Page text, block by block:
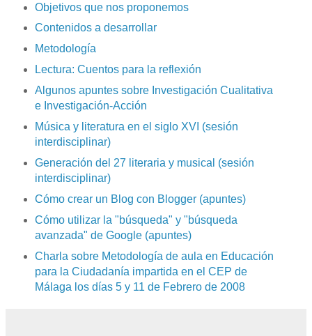
Objetivos que nos proponemos
Contenidos a desarrollar
Metodología
Lectura: Cuentos para la reflexión
Algunos apuntes sobre Investigación Cualitativa
e Investigación-Acción
Música y literatura en el siglo XVI (sesión
interdisciplinar)
Generación del 27 literaria y musical (sesión
interdisciplinar)
Cómo crear un Blog con Blogger (apuntes)
Cómo utilizar la "búsqueda" y "búsqueda
avanzada" de Google (apuntes)
Charla sobre Metodología de aula en Educación
para la Ciudadanía impartida en el CEP de
Málaga los días 5 y 11 de Febrero de 2008